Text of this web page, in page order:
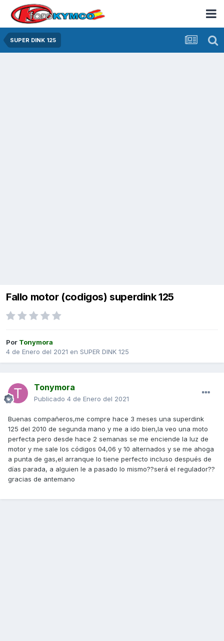
SUPER DINK 125
Fallo motor (codigos) superdink 125
Por Tonymora
4 de Enero del 2021 en SUPER DINK 125
Tonymora
Publicado 4 de Enero del 2021
Buenas compañeros,me compre hace 3 meses una superdink
125 del 2010 de segunda mano y me a ido bien,la veo una moto
perfecta pero desde hace 2 semanas se me enciende la luz de
motor y me sale los códigos 04,06 y 10 alternados y se me ahoga
a punta de gas,el arranque lo tiene perfecto incluso después de
días parada, a alguien le a pasado lo mismo??será el regulador??
gracias de antemano